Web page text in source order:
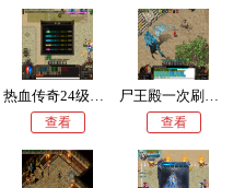
热血传奇24级战士去哪升级
查看
尸王殿一次刷多少尸王
查看